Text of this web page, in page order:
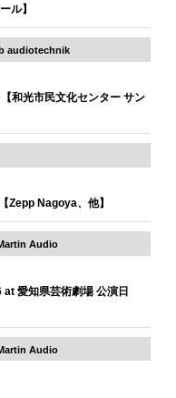
ル】
audiotechnik
和光市民文化センター サン
Zepp Nagoya、他】
Audio
愛知県芸術劇場 公演日
Audio